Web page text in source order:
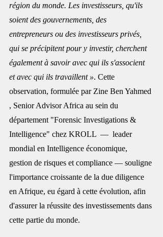
région du monde. Les investisseurs, qu'ils
soient des gouvernements, des
entrepreneurs ou des investisseurs privés,
qui se précipitent pour y investir, cherchent
également à savoir avec qui ils s'associent
et avec qui ils travaillent ». Cette
observation, formulée par Zine Ben Yahmed
, Senior Advisor Africa au sein du
département "Forensic Investigations &
Intelligence" chez KROLL  —  leader
mondial en Intelligence économique,
gestion de risques et compliance — souligne
l'importance croissante de la due diligence
en Afrique, eu égard à cette évolution, afin
d'assurer la réussite des investissements dans
cette partie du monde.